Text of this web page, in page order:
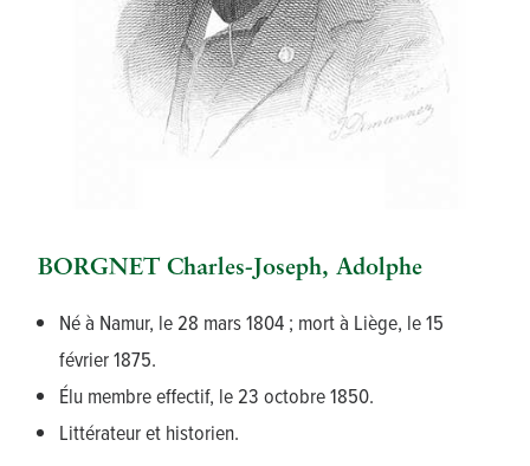
BORGNET Charles-Joseph, Adolphe
Né à Namur, le 28 mars 1804 ; mort à Liège, le 15
février 1875.
Élu membre effectif, le 23 octobre 1850.
Littérateur et historien.